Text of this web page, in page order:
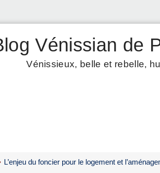
Vénissian de
Vénissieux, belle et rebelle,
L’enjeu du foncier pour le logement et